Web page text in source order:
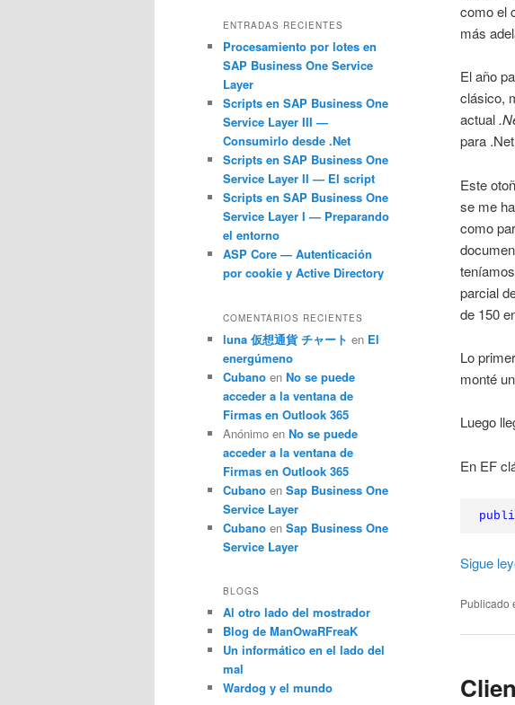
como el
más
El año
clásico,
actual
para
Este
se me
como
parcial
de 150
Lo
monté
Luego
En EF
Sigue
Publicado
ENTRADAS RECIENTES
Procesamiento por lotes en
SAP Business One Service
Layer
Scripts en SAP Business One
Service Layer III —
Consumirlo desde .Net
Scripts en SAP Business One
Service Layer II — El script
Scripts en SAP Business One
Service Layer I — Preparando
el entorno
ASP Core — Autenticación
por cookie y Active Directory
COMENTARIOS RECIENTES
luna 仮想通貨 チャート en El
energúmeno
Cubano en No se puede
acceder a la ventana de
Firmas en Outlook 365
Anónimo en No se puede
acceder a la ventana de
Firmas en Outlook 365
Cubano en Sap Business One
Service Layer
Cubano en Sap Business One
Service Layer
BLOGS
Al otro lado del mostrador
Blog de ManOwaRFreaK
Un informático en el lado del
mal
Wardog y el mundo